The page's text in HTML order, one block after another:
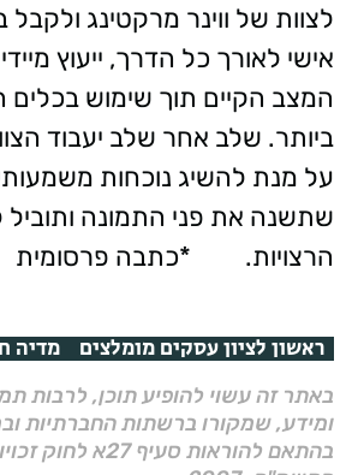
לצוות של ווינר מרקטינג ולקבל
אישי לאורך כל הדרך, ייעוץ
המצב הקיים תוך שימוש
ביותר. שלב אחר שלב יעבוד
על מנת להשיג נוכחות
שתשנה את פני התמונה ותוביל
הרצויות. *כתבה פרסומית
ראשון לציון עסקים מומלצים מדיה
באתר זה עשוי להופיע תוכן, לרבות
ומידע, שמקורו ברשתות החברתיות
בהתאם להוראות סעיף